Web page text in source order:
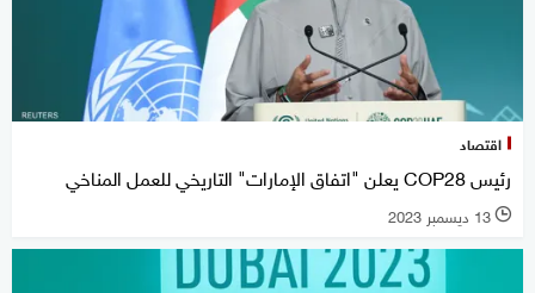
اقتصاد
رئيس COP28 يعلن "اتفاق الإمارات" التاريخي للعمل المناخي
l 13 ديسمبر 2023